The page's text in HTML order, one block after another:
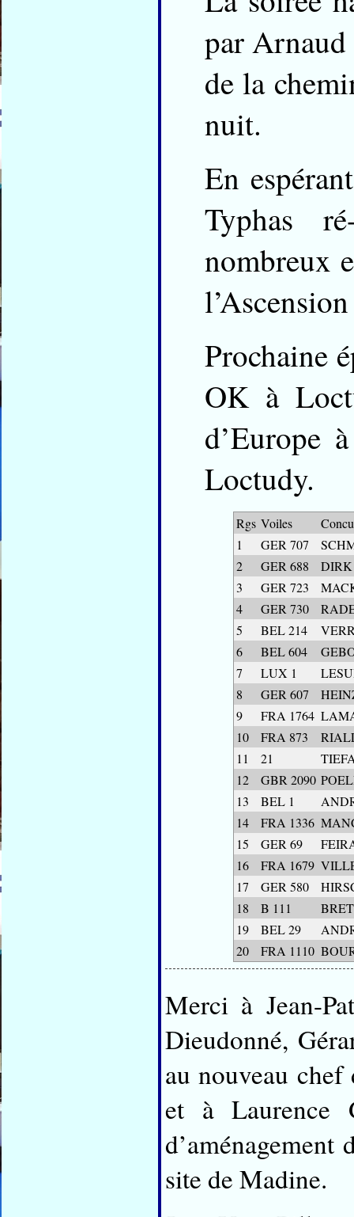
par Arnaud
de la
nuit.
En
Typhas
nombreux
Prochaine
OK à
d’Europe
Loctudy.
Rgs Voiles
1
GER 707
2
GER 688
DIRK
3
GER 723
4
GER 730
5
BEL 214
6
BEL 604
7
LUX 1
8
GER 607
9
FRA 1764
10
FRA 873
11
21
12
GBR 2090
13
BEL 1
14
FRA 1336
15
GER 69
16
FRA 1679
17
GER 580
18
B 111
19
BEL 29
20
FRA 1110
Merci à Jean-
Dieudonné,
au nouveau
et à Laurence
site de Madine.